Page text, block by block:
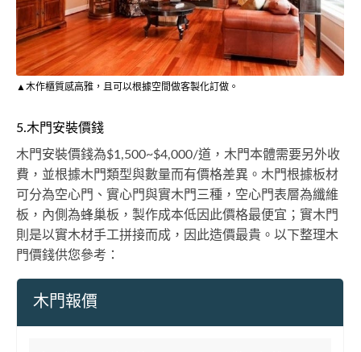
▲木作櫃質感高雅，且可以根據空間做客製化訂做。
5.木門安裝價錢
木門安裝價錢為$1,500~$4,000/道，木門本體需要另外收
費，並根據木門類型與數量而有價格差異。木門根據板材
可分為空心門、實心門與實木門三種，空心門表層為纖維
板，內側為蜂巢板，製作成本低因此價格最便宜；實木門
則是以實木材手工拼接而成，因此造價最貴。以下整理木
門價錢供您參考：
木門報價